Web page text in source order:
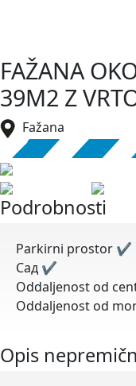
FAŽANA
39M2 Z
Fažana
Podrobnosti
Parkirni prostor ✔
Cад ✔
Oddaljenost od
Oddaljenost od
Opis